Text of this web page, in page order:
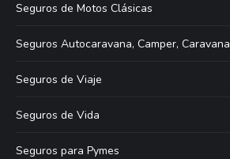
Seguros de Motos Clásicas
Seguros Autocaravana, Camper, Caravana
Seguros de Viaje
Seguros de Vida
Seguros para Pymes